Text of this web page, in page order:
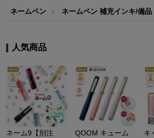
ネームペン 〉 ネームペン 補充インキ/備品
人気商品
ネーム9【別注
QOOM キューム
キ